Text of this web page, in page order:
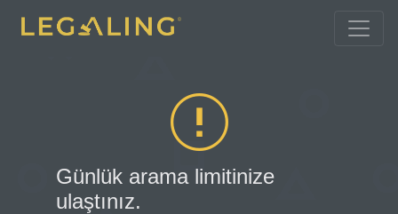
Günlük arama limitinize
ulaştınız.